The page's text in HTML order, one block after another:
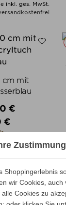
inkl. ges. MwSt.
cm mit
€
€
inkl. ges. MwSt.
Shoppingerlebnis
wir Cookies,
alle Cookies zu